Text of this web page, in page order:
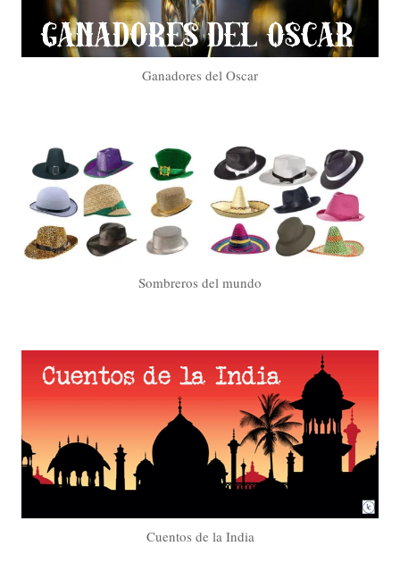
Ganadores del Oscar
Sombreros del mundo
Cuentos de la India